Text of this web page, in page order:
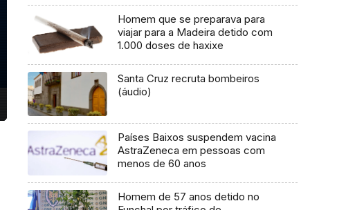
Homem que se preparava para
viajar para a Madeira detido com
1.000 doses de haxixe
Santa Cruz recruta bombeiros
(áudio)
Países Baixos suspendem vacina
AstraZeneca em pessoas com
menos de 60 anos
Homem de 57 anos detido no